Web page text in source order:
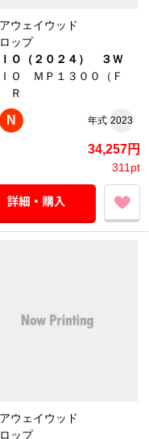
ウェイウッド
ップ
ＩＯ（２０２４） ３Ｗ
Ｏ ＭＰ１３００（Ｆ
Ｒ
N 年式 2023
34,257円
311pt
ウェイウッド
ップ